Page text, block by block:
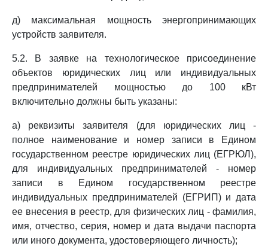
д) максимальная мощность энергопринимающих
устройств заявителя.
5.2. В заявке на технологическое присоединение
объектов юридических лиц или индивидуальных
предпринимателей мощностью до 100 кВт
включительно должны быть указаны:
а) реквизиты заявителя (для юридических лиц -
полное наименование и номер записи в Едином
государственном реестре юридических лиц (ЕГРЮЛ),
для индивидуальных предпринимателей - номер
записи в Едином государственном реестре
индивидуальных предпринимателей (ЕГРИП) и дата
ее внесения в реестр, для физических лиц - фамилия,
имя, отчество, серия, номер и дата выдачи паспорта
или иного документа, удостоверяющего личность);